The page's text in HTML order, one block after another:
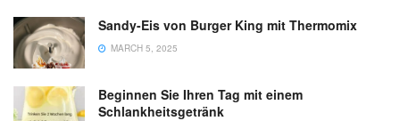
Sandy-Eis von Burger King mit Thermomix
MARCH 5, 2025
Beginnen Sie Ihren Tag mit einem
Schlankheitsgetränk